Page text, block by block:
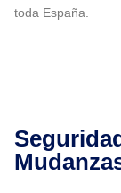
toda España.